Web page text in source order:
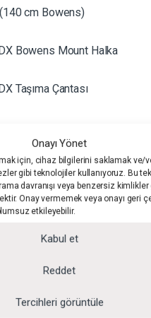
Onayı Yönet
için, cihaz bilgilerini saklamak ve/
gibi teknolojiler kullanıyoruz. Bu
davranışı veya benzersiz kimlikler
Onay vermemek veya onayı geri
etkileyebilir.
Kabul et
Reddet
Tercihleri görüntüle
cm Bowens)
Bowens Mount Halka
Taşıma Çantası